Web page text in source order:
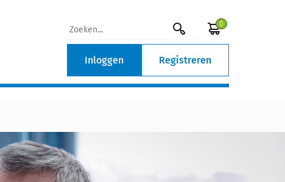
0
Inloggen Registreren